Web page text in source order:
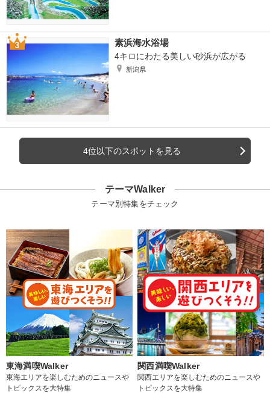
素浜海水浴場
4キロにわたる美しい砂浜が広がる
新潟県
4位以下のスポットを見る
テーマWalker
テーマ別特集をチェック
東海満喫Walker
東海エリアを楽しむためのニュースや
トピックスを大特集
関西満喫Walker
関西エリアを楽しむためのニュースや
トピックスを大特集